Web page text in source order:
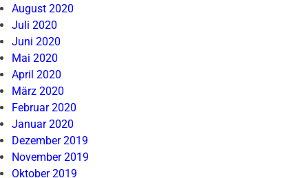
August 2020
Juli 2020
Juni 2020
Mai 2020
April 2020
März 2020
Februar 2020
Januar 2020
Dezember 2019
November 2019
Oktober 2019